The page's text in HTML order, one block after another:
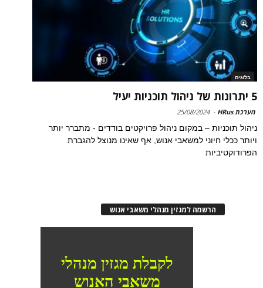
בלוגים
5 יתרונות של ניהול תוכניות יעיל
מערכת HRus -
25/08/2024
ניהול תוכניות – במקום ניהול פרויקטים בודדים - מתברר יותר
ויותר ככלי חיוני למשאבי אנוש, אף שאינו מנוצל להגברת
הפרודוקטיביות
הרשמה למגזין מנהלי משאבי אנוש